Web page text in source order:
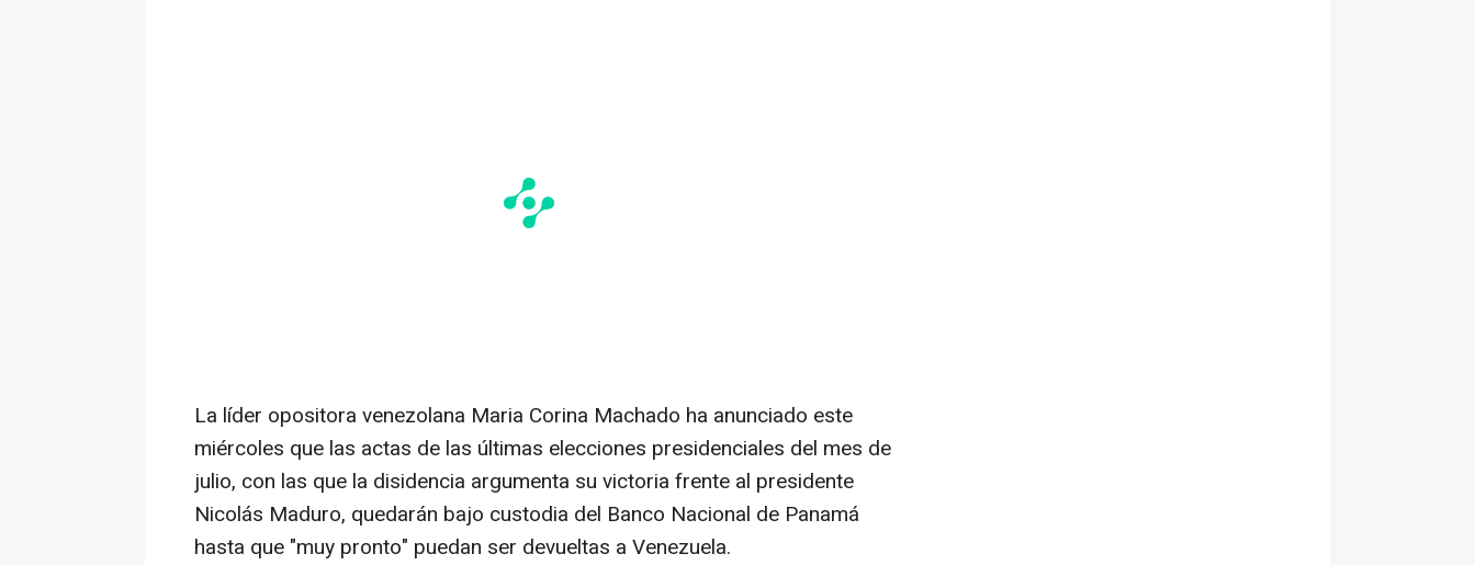
La líder opositora venezolana Maria Corina Machado ha anunciado este
miércoles que las actas de las últimas elecciones presidenciales del mes de
julio, con las que la disidencia argumenta su victoria frente al presidente
Nicolás Maduro, quedarán bajo custodia del Banco Nacional de Panamá
hasta que "muy pronto" puedan ser devueltas a Venezuela.